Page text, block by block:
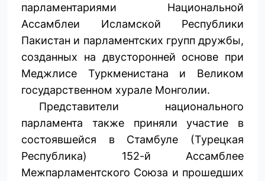
парламентариями Национальной
Ассамблеи Исламской Республики
Пакистан и парламентских групп дружбы,
созданных на двусторонней основе при
Меджлисе Туркменистана и Великом
государственном хурале Монголии.
Представители национального
парламента также приняли участие в
состоявшейся в Стамбуле (Турецкая
Республика) 152-й Ассамблее
Межпарламентского Союза и прошедших